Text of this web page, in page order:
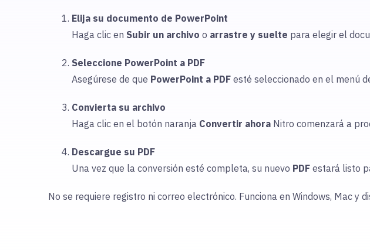
Elija su documento de PowerPoint
Haga clic en Subir un archivo o arrastre y suelte para elegir el
Seleccione PowerPoint a PDF
Asegúrese de que PowerPoint a PDF esté seleccionado en el menú
Convierta su archivo
Haga clic en el botón naranja Convertir ahora Nitro comenzará a
Descargue su PDF
Una vez que la conversión esté completa, su nuevo PDF estará listo
No se requiere registro ni correo electrónico. Funciona en Windows, Mac y